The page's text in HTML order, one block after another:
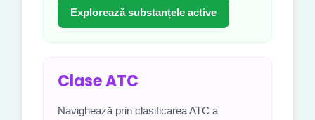
Explorează substanțele active
Clase ATC
Navighează prin clasificarea ATC a